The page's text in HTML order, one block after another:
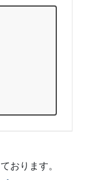
おります。